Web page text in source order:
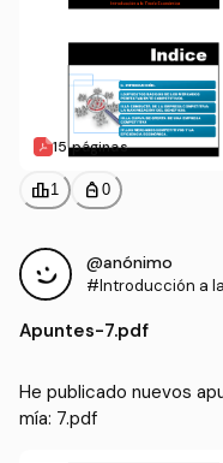
15 páginas
leaderboard1 personal_bag 0
@anónimo
#Introducción a
Apuntes-7.pdf
He publicado nuevos
mía: 7.pdf